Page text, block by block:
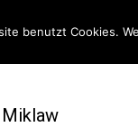
& Lösung
benutzt Cookies.